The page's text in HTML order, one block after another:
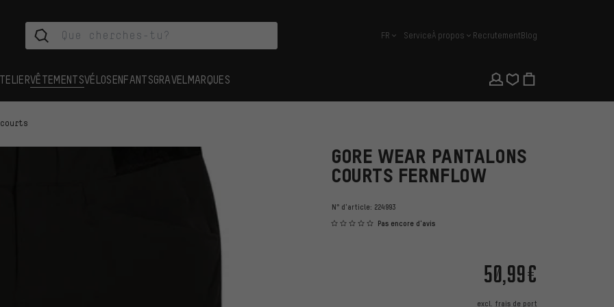
français
FR ServiceÀ propos RecrutementBlog
VÊTEMENTSVÉLOSENFANTSGRAVEL MARQUES
GORE WEAR PANTALONS
COURTS FERNFLOW
N° d'article: 224993
Pas encore d'avis
50,99€
excl. frais de port